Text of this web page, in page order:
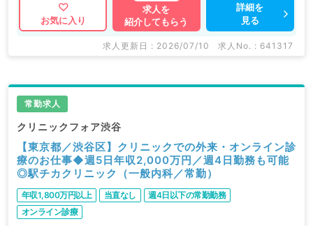
お気に入り
求人を
紹介してもらう
詳細を
見る
求人更新日 : 2026/07/10 求人No. : 641317
常勤求人
クリニックフォア渋谷
【東京都／渋谷区】クリニックでの外来・オンライン診
療のお仕事◆週5日年収2,000万円／週4日勤務も可能
◎駅チカクリニック（一般内科／常勤）
年収1,800万円以上 当直なし
週4日以下の常勤勤務
オンライン診療